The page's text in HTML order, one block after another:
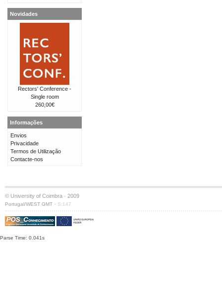
Novidades
Rectors' Conference -
Single room
260,00€
Informações
Envios
Privacidade
Termos de Utilização
Contacte-nos
© University of Coimbra · 2009
Portugal/WEST GMT · S:147
Parse Time: 0.041s